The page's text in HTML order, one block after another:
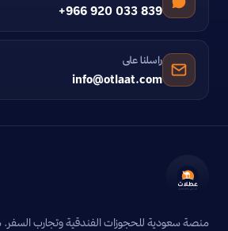
+966 920 033 839
راسلنا على
info@otlaat.com
منصة سعودية للحجوزات الفندقية وتجارب